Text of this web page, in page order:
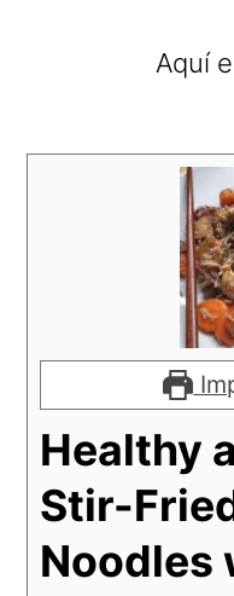
Aquí
Healthy
Stir-
Noodles